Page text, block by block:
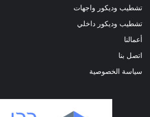
تشطيب وديكور واجهات
تشطيب وديكور داخلي
أعمالنا
اتصل بنا
سياسة الخصوصية